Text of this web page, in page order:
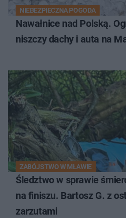
NIEBEZPIECZNA POGODA
Nawałnice nad Polską.
niszczy dachy i auta na
ZABÓJSTWO W MŁAWIE
Śledztwo w sprawie
na finiszu. Bartosz G. z
zarzutami